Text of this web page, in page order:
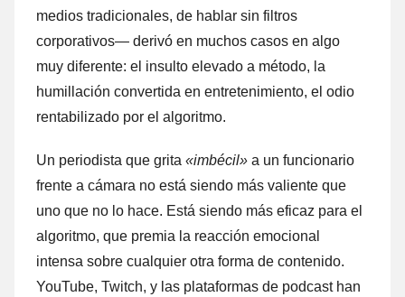
medios tradicionales, de hablar sin filtros
corporativos— derivó en muchos casos en algo
muy diferente: el insulto elevado a método, la
humillación convertida en entretenimiento, el odio
rentabilizado por el algoritmo.
Un periodista que grita «imbécil» a un funcionario
frente a cámara no está siendo más valiente que
uno que no lo hace. Está siendo más eficaz para el
algoritmo, que premia la reacción emocional
intensa sobre cualquier otra forma de contenido.
YouTube, Twitch, y las plataformas de podcast han